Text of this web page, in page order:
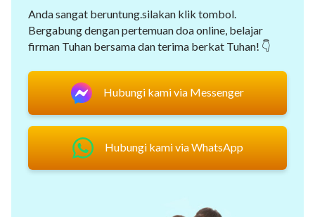
Anda sangat beruntung.silakan klik tombol.
Bergabung dengan pertemuan doa online, belajar
firman Tuhan bersama dan terima berkat Tuhan! 👇
Hubungi kami via Messenger
Hubungi kami via WhatsApp